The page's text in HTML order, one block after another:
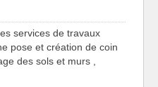
services de travaux
pose et création de coin
des sols et murs ,